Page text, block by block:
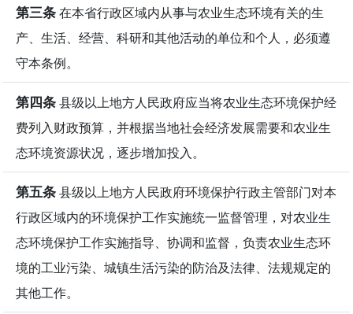
第三条在本省行政区域内从事与农业生态环境有关的生
产、生活、经营、科研和其他活动的单位和个人，必须遵
守本条例。
第四条县级以上地方人民政府应当将农业生态环境保护经
费列入财政预算，并根据当地社会经济发展需要和农业生
态环境资源状况，逐步增加投入。
第五条县级以上地方人民政府环境保护行政主管部门对本
行政区域内的环境保护工作实施统一监督管理，对农业生
态环境保护工作实施指导、协调和监督，负责农业生态环
境的工业污染、城镇生活污染的防治及法律、法规规定的
其他工作。